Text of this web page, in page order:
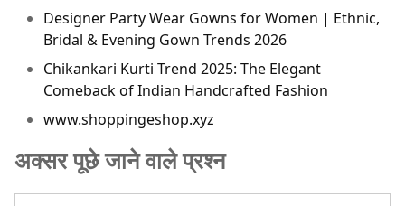
Designer Party Wear Gowns for Women | Ethnic,
Bridal & Evening Gown Trends 2026
Chikankari Kurti Trend 2025: The Elegant
Comeback of Indian Handcrafted Fashion
www.shoppingeshop.xyz
अक्सर पूछे जाने वाले प्रश्न